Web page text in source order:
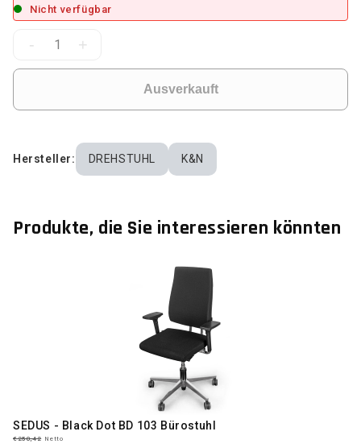
Nicht verfügbar
- +
Ausverkauft
Hersteller: DREHSTUHL K&N
Produkte, die Sie interessieren könnten
SEDUS - Black Dot BD 103 Bürostuhl
€250,42 Netto